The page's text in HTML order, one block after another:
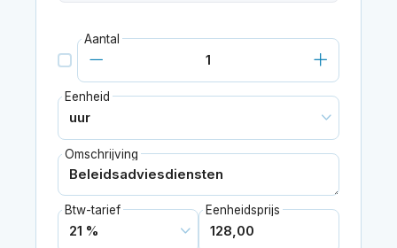
Aantal
Eenheid
Omschrijving
Btw-tarief Eenheidsprijs